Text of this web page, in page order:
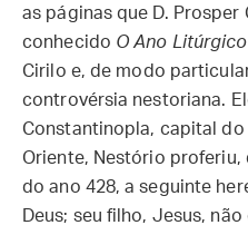
as páginas que D. Prosper
conhecido O Ano Litúrgico
Cirilo e, de modo
controvérsia nestoriana.
Constantinopla, capital do
Oriente, Nestório proferiu,
do ano 428, a seguinte
Deus; seu filho, Jesus,